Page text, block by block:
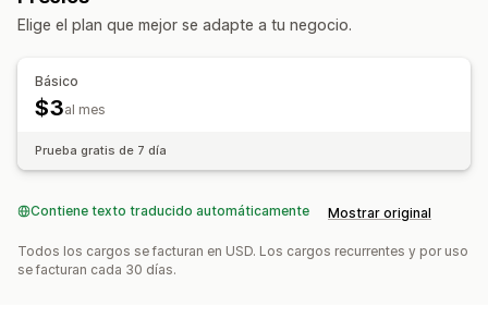
Elige el plan que mejor se adapte a tu negocio.
Básico
$3al mes
Prueba gratis de 7 día
Contiene texto traducido automáticamente Mostrar original
Todos los cargos se facturan en USD. Los cargos recurrentes y por uso
se facturan cada 30 días.